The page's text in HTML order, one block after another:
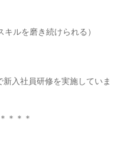
ルを磨き続けられる）
入社員研修を実施していま
＊＊＊